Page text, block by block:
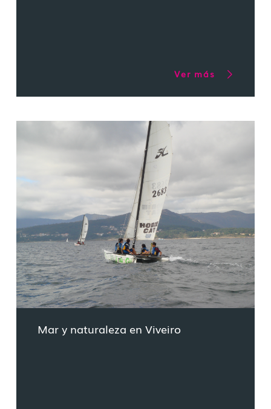
Ver más
Mar y naturaleza en Viveiro